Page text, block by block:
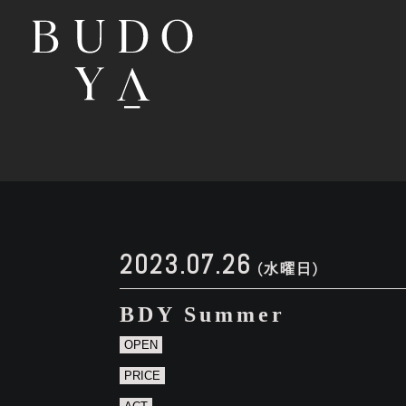
2023.07.26 (水曜日)
BDY Summer
OPEN
PRICE